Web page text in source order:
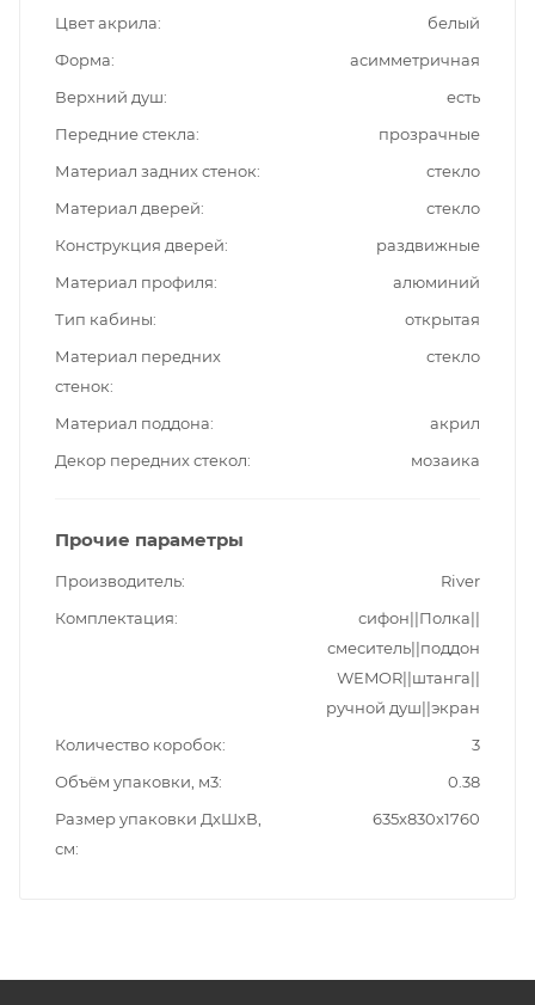
Цвет акрила
белый
Форма
асимметричная
Верхний душ
есть
Передние стекла
прозрачные
Материал задних стенок
стекло
Материал дверей
стекло
Конструкция дверей
раздвижные
Материал профиля
алюминий
Тип кабины
открытая
Материал передних
стенок
стекло
Материал поддона
акрил
Декор передних стекол
мозаика
Прочие параметры
Производитель
River
Комплектация
сифон||Полка||
смеситель||поддон
WEMOR||штанга||
ручной душ||экран
Количество коробок
3
Объём упаковки, м3
0.38
Размер упаковки ДxШxВ,
см
635x830x1760